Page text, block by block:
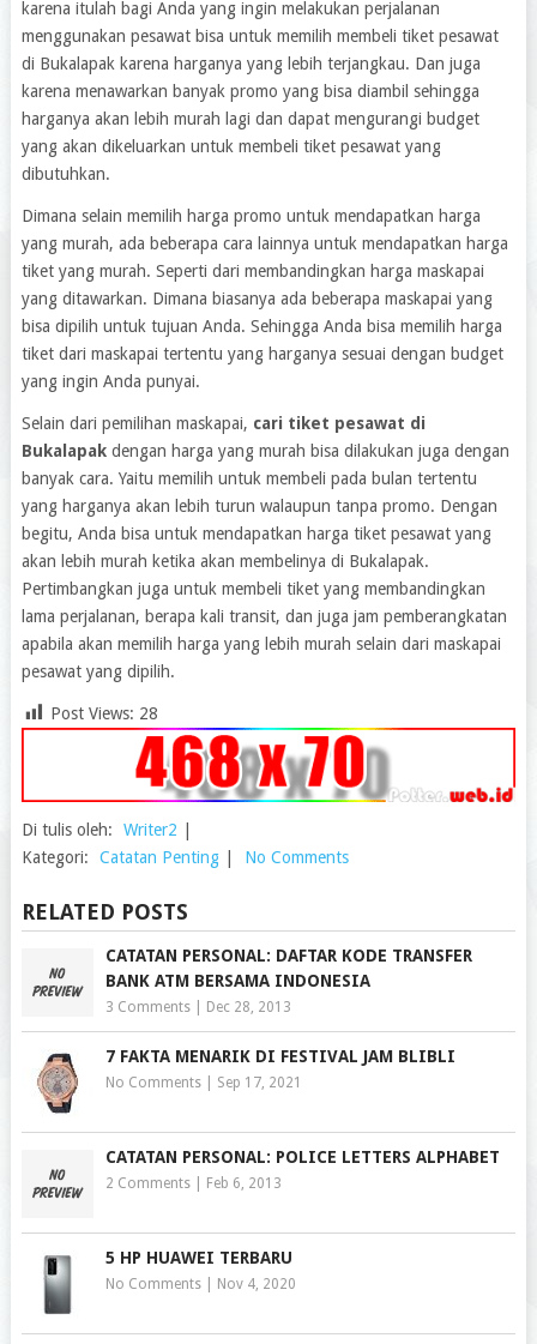
karena itulah bagi Anda yang ingin melakukan perjalanan
menggunakan pesawat bisa untuk memilih membeli tiket pesawat
di Bukalapak karena harganya yang lebih terjangkau. Dan juga
karena menawarkan banyak promo yang bisa diambil sehingga
harganya akan lebih murah lagi dan dapat mengurangi budget
yang akan dikeluarkan untuk membeli tiket pesawat yang
dibutuhkan.
Dimana selain memilih harga promo untuk mendapatkan harga
yang murah, ada beberapa cara lainnya untuk mendapatkan harga
tiket yang murah. Seperti dari membandingkan harga maskapai
yang ditawarkan. Dimana biasanya ada beberapa maskapai yang
bisa dipilih untuk tujuan Anda. Sehingga Anda bisa memilih harga
tiket dari maskapai tertentu yang harganya sesuai dengan budget
yang ingin Anda punyai.
Selain dari pemilihan maskapai, cari tiket pesawat di
Bukalapak dengan harga yang murah bisa dilakukan juga dengan
banyak cara. Yaitu memilih untuk membeli pada bulan tertentu
yang harganya akan lebih turun walaupun tanpa promo. Dengan
begitu, Anda bisa untuk mendapatkan harga tiket pesawat yang
akan lebih murah ketika akan membelinya di Bukalapak.
Pertimbangkan juga untuk membeli tiket yang membandingkan
lama perjalanan, berapa kali transit, dan juga jam pemberangkatan
apabila akan memilih harga yang lebih murah selain dari maskapai
pesawat yang dipilih.
Post Views: 28
Di tulis oleh: Writer2
Kategori:
Catatan Penting| No Comments
RELATED POSTS
CATATAN PERSONAL: DAFTAR KODE TRANSFER
BANK ATM BERSAMA INDONESIA
3 Comments| Dec 28, 2013
7 FAKTA MENARIK DI FESTIVAL JAM BLIBLI
No Comments| Sep 17, 2021
CATATAN PERSONAL: POLICE LETTERS ALPHABET
2 Comments| Feb 6, 2013
5 HP HUAWEI TERBARU
No Comments| Nov 4, 2020